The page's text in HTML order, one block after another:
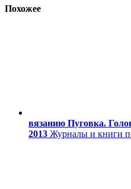
Похожее
вязанию Пуговка.
2013 Журналы и книги